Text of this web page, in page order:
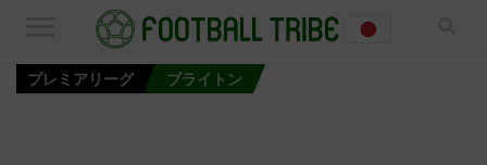
プレミアリーグ ブライトン